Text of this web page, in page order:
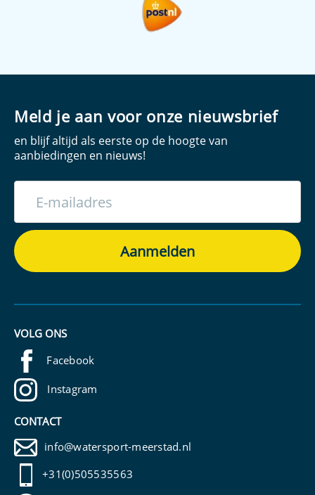
Meld je aan voor onze nieuwsbrief
en blijf altijd als eerste op de hoogte van
aanbiedingen en nieuws!
VOLG ONS
Facebook
Instagram
CONTACT
info@watersport-meerstad.nl
+31(0)505535563